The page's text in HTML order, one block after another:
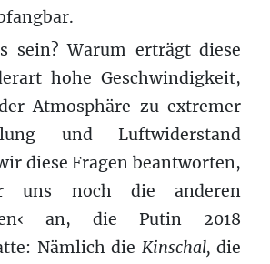
sein? Warum erträgt diese
hohe Geschwindigkeit,
Atmosphäre zu extremer
und Luftwiderstand
diese Fragen beantworten,
uns noch die anderen
an, die Putin 2018
Nämlich die Kinschal, die